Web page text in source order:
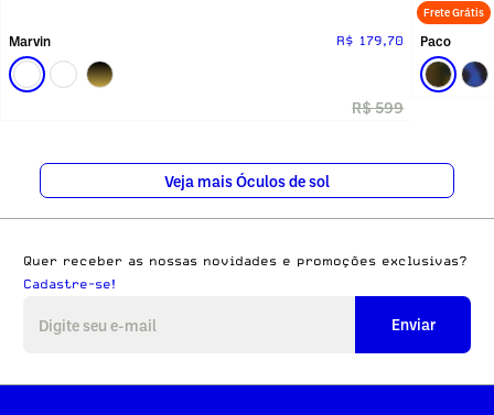
Marvin R$ 179,70
R$ 599
Frete Grátis
Paco
Veja mais Óculos de sol
Quer receber as nossas novidades e promoções exclusivas?
Cadastre-se!
Enviar